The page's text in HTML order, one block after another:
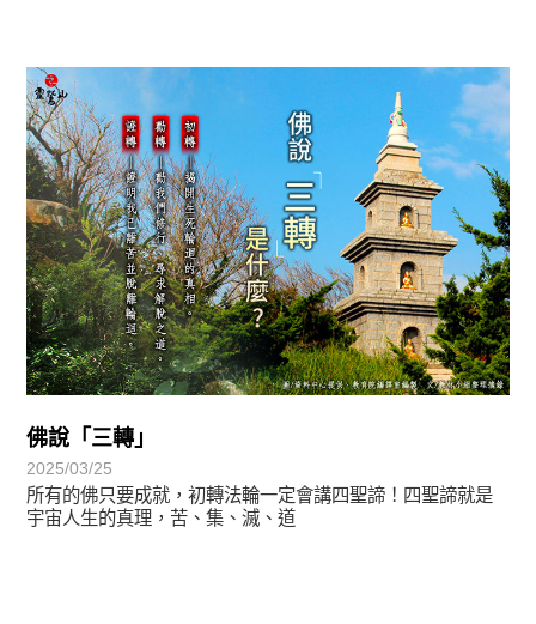
佛說「三轉」
2025/03/25
所有的佛只要成就，初轉法輪一定會講四聖諦！四聖諦就是
宇宙人生的真理，苦、集、滅、道
覺有情-法華期